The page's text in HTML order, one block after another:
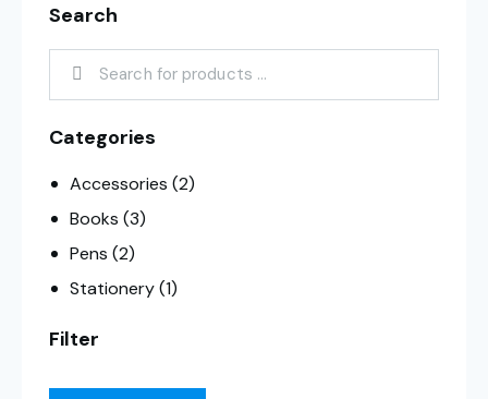
Search
Categories
Accessories (2)
Books (3)
Pens (2)
Stationery(1)
Filter